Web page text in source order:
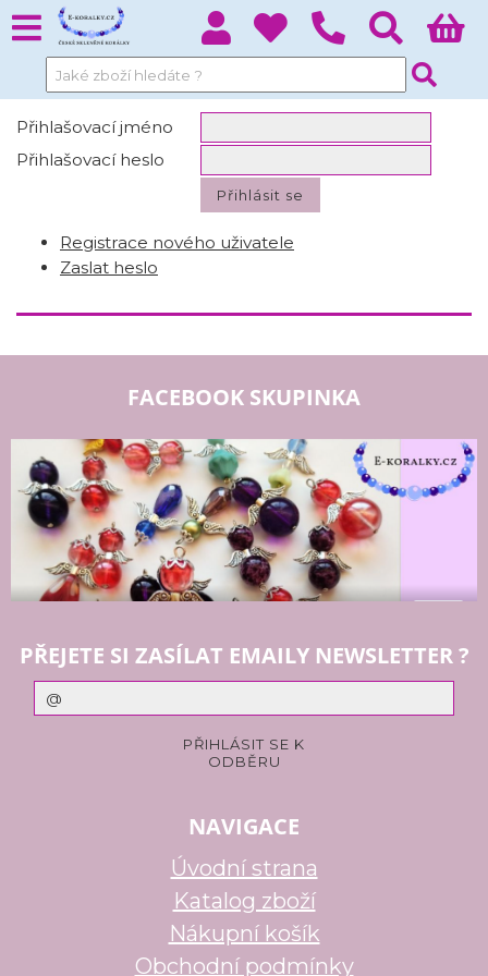
Přihlašovací jméno
Přihlašovací heslo
Registrace nového uživatele
Zaslat heslo
FACEBOOK SKUPINKA
PŘEJETE SI ZASÍLAT EMAILY NEWSLETTER ?
NAVIGACE
Úvodní strana
Katalog zboží
Nákupní košík
Obchodní podmínky